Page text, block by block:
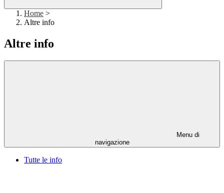
Home >
Altre info
Altre info
Menu di
navigazione
Tutte le info